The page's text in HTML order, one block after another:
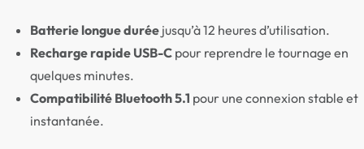
Batterie longue durée jusqu’à 12 heures d’utilisation.
Recharge rapide USB-C pour reprendre le tournage en
quelques minutes.
Compatibilité Bluetooth 5.1 pour une connexion stable et
instantanée.